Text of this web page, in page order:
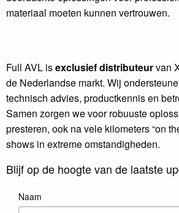
materiaal moeten kunnen vertrouwen.
Full AVL isexclusief distributeurvan
de Nederlandse markt. Wij
technisch advies, productkennis en
Samen zorgen we voor robuuste
presteren, ook na vele kilometers “on
shows in extreme omstandigheden.
Blijf op de hoogte van de laatste
Naam